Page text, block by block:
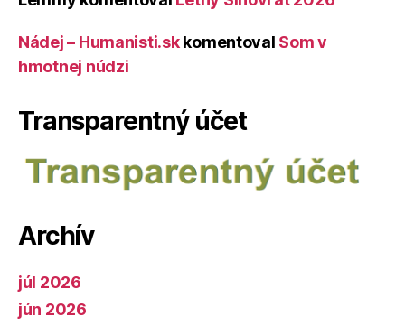
Nádej – Humanisti.skkomentoval Som v
hmotnej núdzi
Transparentný účet
Archív
júl 2026
jún 2026